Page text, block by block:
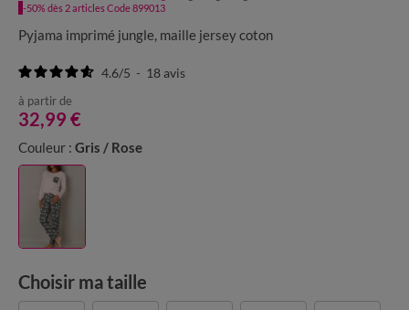
-50% dès 2 articles Code 899013
Pyjama imprimé jungle, maille jersey coton
4.6/5 - 18avis
à partir de
32,99 €
Couleur : Gris / Rose
Choisir ma taille